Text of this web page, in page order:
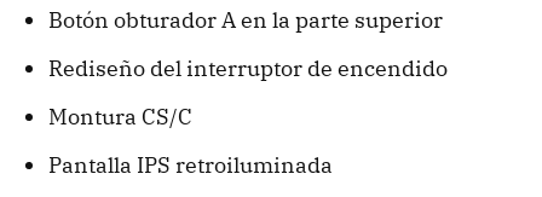
Botón obturador A en la parte superior
Rediseño del interruptor de encendido
Montura CS/C
Pantalla IPS retroiluminada